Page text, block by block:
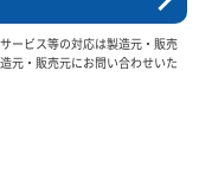
ービス等の対応は製造元・販売
元・販売元にお問い合わせいた